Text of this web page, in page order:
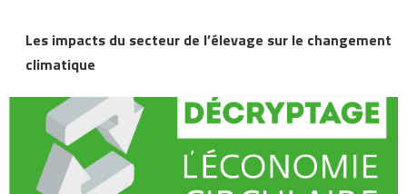
Les impacts du secteur de l’élevage sur le changement
climatique